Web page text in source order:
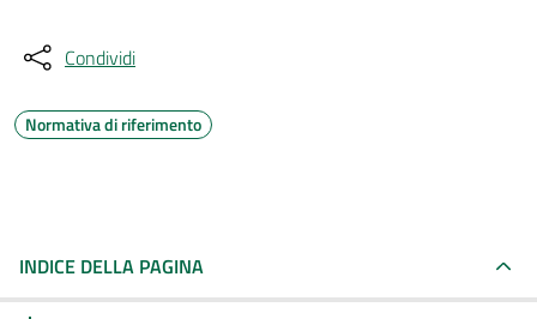
Condividi
Normativa di riferimento
INDICE DELLA PAGINA